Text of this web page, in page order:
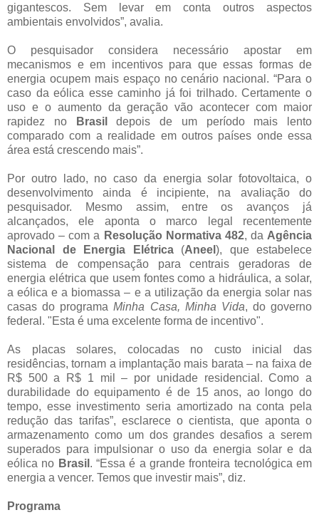
gigantescos. Sem levar em conta outros aspectos
ambientais envolvidos”, avalia.
O pesquisador considera necessário apostar em
mecanismos e em incentivos para que essas formas de
energia ocupem mais espaço no cenário nacional. “Para o
caso da eólica esse caminho já foi trilhado. Certamente o
uso e o aumento da geração vão acontecer com maior
rapidez no
Brasil
depois de um período mais lento
comparado com a realidade em outros países onde essa
área está crescendo mais”.
Por outro lado, no caso da energia solar fotovoltaica, o
desenvolvimento ainda é incipiente, na avaliação do
pesquisador. Mesmo assim, entre os avanços já
alcançados, ele aponta o marco legal recentemente
aprovado – com a Resolução Normativa 482, da Agência
Nacional de Energia Elétrica(Aneel ), que estabelece
sistema de compensação para centrais geradoras de
energia elétrica que usem fontes como a hidráulica, a solar,
a eólica e a biomassa – e a utilização da energia solar nas
casas do programaMinha Casa, Minha Vida, do governo
federal. "Esta é uma excelente forma de incentivo".
As placas solares, colocadas no custo inicial das
residências, tornam a implantação mais barata – na faixa de
R$ 500 a R$ 1 mil – por unidade residencial. Como a
durabilidade do equipamento é de 15 anos, ao longo do
tempo, esse investimento seria amortizado na conta pela
redução das tarifas”, esclarece o cientista, que aponta o
armazenamento como um dos grandes desafios a serem
superados para impulsionar o uso da energia solar e da
eólica no Brasil . “Essa é a grande fronteira tecnológica em
energia a vencer. Temos que investir mais”, diz.
Programa